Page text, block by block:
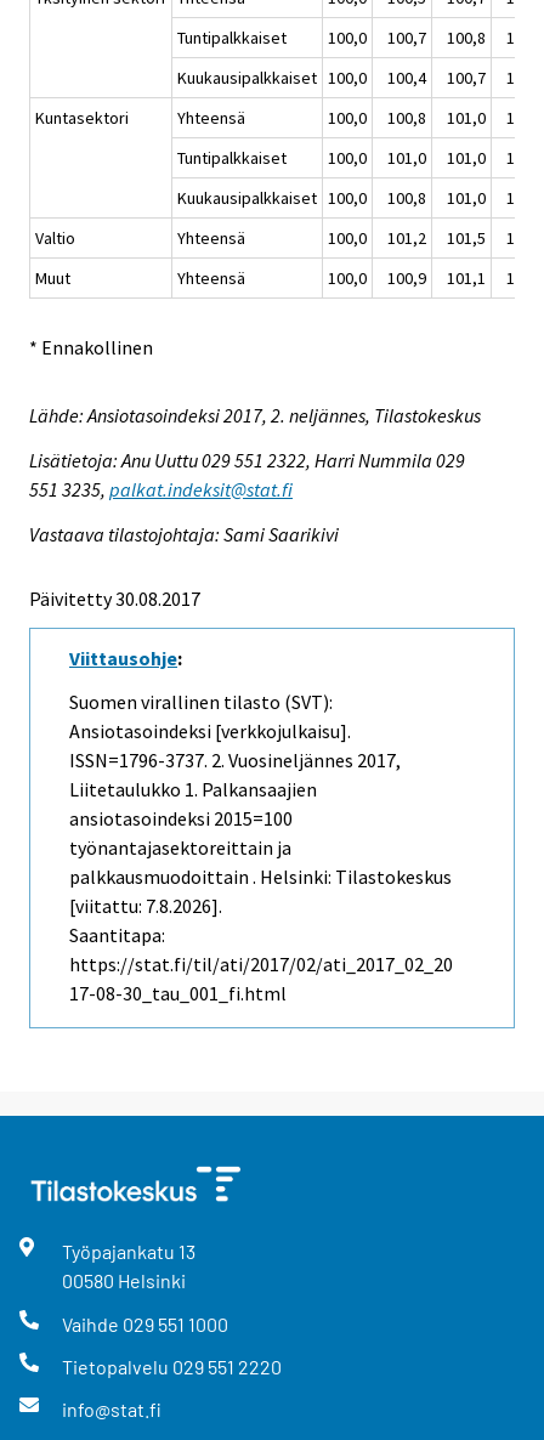
Tuntipalkkaiset
100,0 100,7 100,8
100,8
Kuukausipalkkaiset 100,0 100,4 100,7
100,8
Kuntasektori
Yhteensä 100,0 100,8 101,0
101,0
Tuntipalkkaiset
100,0 101,0 101,0
101,0
Kuukausipalkkaiset 100,0 100,8 101,0
101,0
Valtio
Yhteensä 100,0 101,2 101,5
101,5
Muut
Yhteensä 100,0 100,9 101,1 101,2
* Ennakollinen
Lähde: Ansiotasoindeksi 2017, 2. neljännes, Tilastokeskus
Lisätietoja: Anu Uuttu 029 551 2322, Harri Nummila 029
551 3235, palkat.indeksit@stat.fi
Vastaava tilastojohtaja: Sami Saarikivi
Päivitetty 30.08.2017
Viittausohje:
Suomen virallinen tilasto (SVT):
Ansiotasoindeksi [verkkojulkaisu].
ISSN=1796-3737. 2. Vuosineljännes 2017,
Liitetaulukko 1. Palkansaajien
ansiotasoindeksi 2015=100
työnantajasektoreittain ja
palkkausmuodoittain . Helsinki: Tilastokeskus
[viitattu: 7.8.2026].
Saantitapa:
https://stat.fi/til/ati/2017/02/ati_2017_02_20
17-08-30_tau_001_fi.html
Työpajankatu 13
00580 Helsinki
Vaihde 029 551 1000
Tietopalvelu 029 551 2220
info@stat.fi